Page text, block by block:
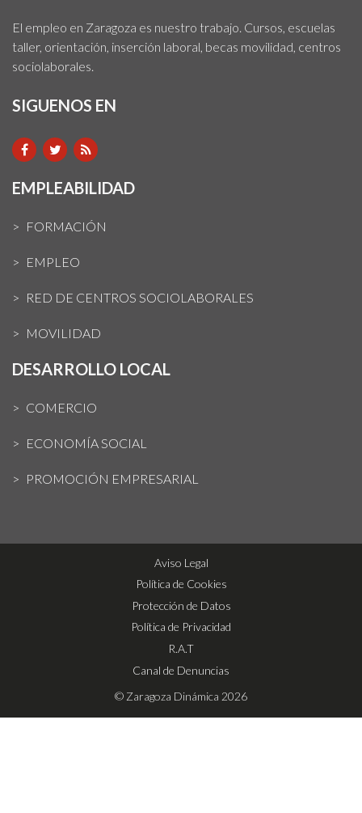
El empleo en Zaragoza es nuestro trabajo. Cursos, escuelas
taller, orientación, inserción laboral, becas movilidad, centros
sociolaborales.
SIGUENOS EN
EMPLEABILIDAD
FORMACIÓN
EMPLEO
RED DE CENTROS SOCIOLABORALES
MOVILIDAD
DESARROLLO LOCAL
COMERCIO
ECONOMÍA SOCIAL
PROMOCIÓN EMPRESARIAL
Aviso Legal
Política de Cookies
Protección de Datos
Política de Privacidad
R.A.T
Canal de Denuncias
© Zaragoza Dinámica 2026